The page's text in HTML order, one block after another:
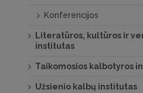
Konferencijos
Literatūros, kultūros ir
institutas
Taikomosios kalbotyros
Užsienio kalbų institutas